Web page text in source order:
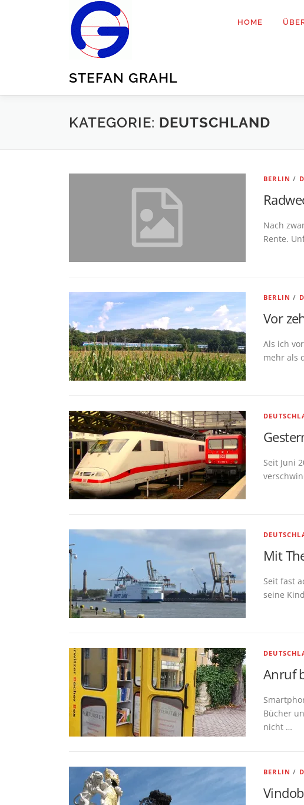
STEFAN GRAHL
HOME
KATEGORIE: DEUTSCHLAND
BERLIN /
Nach
Rente.
BERLIN /
Vor
Als ich
mehr als
Seit Juni
Mit
Seit fast
seine
Anruf
Bücher
nicht …
BERLIN /